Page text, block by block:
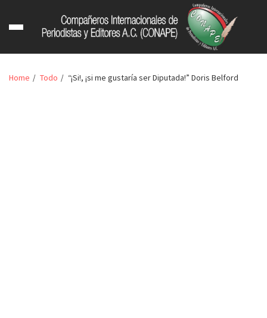
Home Todo “¡Si!, ¡si me gustaría ser Diputada!” Doris Belford